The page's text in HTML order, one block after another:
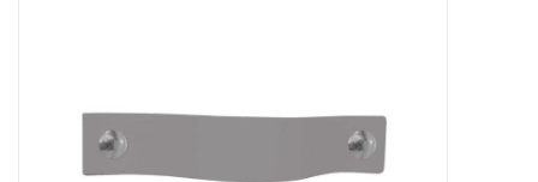
Leren plankendragers